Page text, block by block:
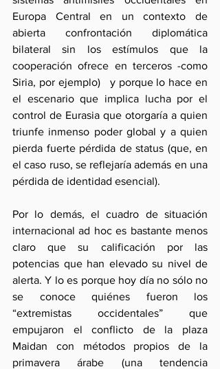
Europa Central en un contexto de
abierta confrontación diplomática
bilateral sin los estímulos que la
cooperación ofrece en terceros -como
Siria, por ejemplo)   y porque lo hace en
el escenario que implica lucha por el
control de Eurasia que otorgaría a quien
triunfe inmenso poder global y a quien
pierda fuerte pérdida de status (que, en
el caso ruso, se reflejaría además en una
pérdida de identidad esencial).
Por lo demás, el cuadro de situación
internacional ad hoc es bastante menos
claro que su calificación por las
potencias que han elevado su nivel de
alerta. Y lo es porque hoy día no sólo no
se conoce quiénes fueron los
“extremistas occidentales” que
empujaron el conflicto de la plaza
Maidan con métodos propios de la
primavera árabe (una tendencia